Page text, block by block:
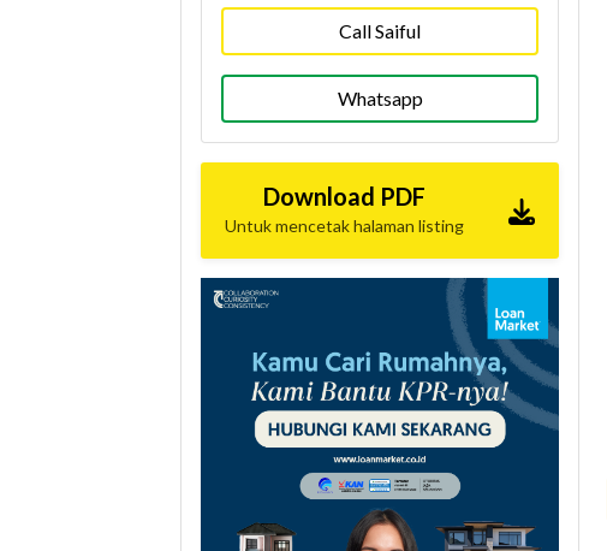
Call Saiful
Whatsapp
Download PDF
Untuk mencetak halaman listing